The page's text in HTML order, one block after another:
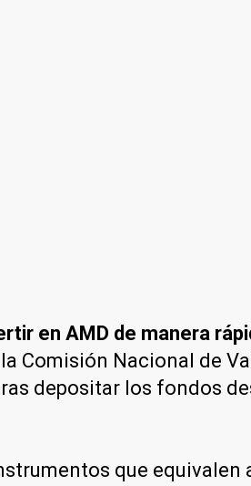
en AMD de manera
Comisión Nacional de
depositar los fondos
que equivalen